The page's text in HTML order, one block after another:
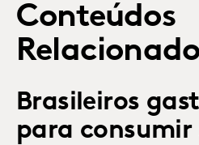
Conteúdos
Brasileiros
para consumir